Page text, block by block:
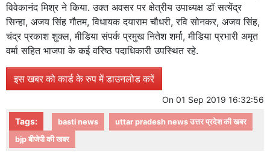
विवेकानंद मिश्र ने किया. उक्त अवसर पर क्षेत्रीय उपाध्यक्ष डॉ सत्येंद्र
सिन्हा, अजय सिंह गौतम, विधायक दयाराम चौधरी, रवि सोनकर, अजय सिंह,
चंद्र प्रकाश शुक्ल, मीडिया संपर्क प्रमुख नितेश शर्मा, मीडिया प्रभारी अमृत
वर्मा सहित भाजपा के कई वरिष्ठ पदाधिकारी उपस्थित रहे.
इस खबर को कार्ड के रुप में डाउनलोड करें
On 01 Sep 2019 16:32:56
Tags: basti news
uttar pradesh news उत्तर प्रदेश की खबर
bjp बीजेपी की खबर